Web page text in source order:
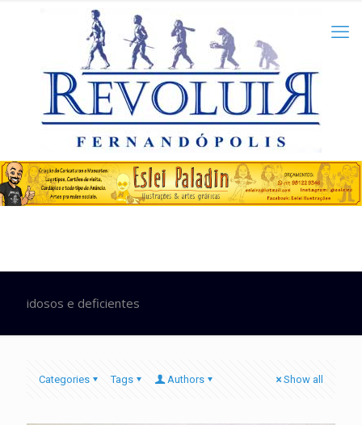
idosos e deficientes
Categories Tags Authors Show all